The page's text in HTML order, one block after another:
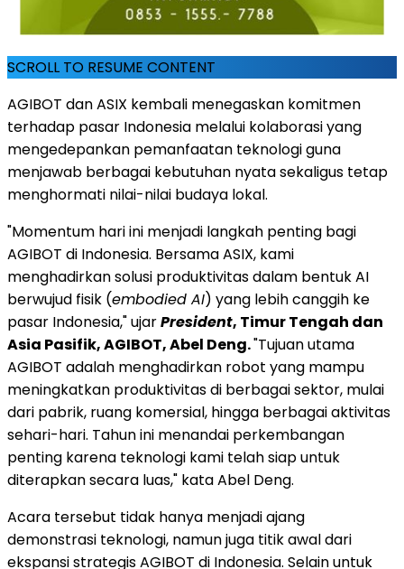
SCROLL TO RESUME CONTENT
AGIBOT dan ASIX kembali menegaskan komitmen
terhadap pasar Indonesia melalui kolaborasi yang
mengedepankan pemanfaatan teknologi guna
menjawab berbagai kebutuhan nyata sekaligus tetap
menghormati nilai-nilai budaya lokal.
"Momentum hari ini menjadi langkah penting bagi
AGIBOT di Indonesia. Bersama ASIX, kami
menghadirkan solusi produktivitas dalam bentuk AI
berwujud fisik (embodied AI) yang lebih canggih ke
pasar Indonesia," ujarPresident, Timur Tengah dan
Asia Pasifik, AGIBOT, Abel Deng."Tujuan utama
AGIBOT adalah menghadirkan robot yang mampu
meningkatkan produktivitas di berbagai sektor, mulai
dari pabrik, ruang komersial, hingga berbagai aktivitas
sehari-hari. Tahun ini menandai perkembangan
penting karena teknologi kami telah siap untuk
diterapkan secara luas," kata Abel Deng.
Acara tersebut tidak hanya menjadi ajang
demonstrasi teknologi, namun juga titik awal dari
ekspansi strategis AGIBOT di Indonesia. Selain untuk